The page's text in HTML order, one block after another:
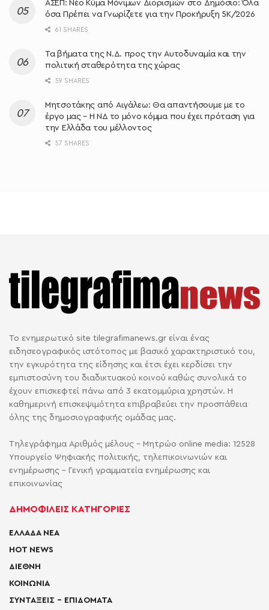
ΑΣΕΠ: Νέο Κύμα Μόνιμων Διορισμών στο Δημόσιο: Όλα
όσα Πρέπει να Γνωρίζετε για την Προκήρυξη 5Κ/2026
61 SHARES
Τα βήματα της Ν.Δ. προς την Αυτοδυναμία και την
πολιτική σταθερότητα της χώρας
59 SHARES
Μητσοτάκης από Αιγάλεω: Θα απαντήσουμε με το
έργο μας – Η ΝΔ το μόνο κόμμα που έχει πρόταση για
την Ελλάδα του μέλλοντος
57 SHARES
Το ενημερωτικό site tilegrafimanews.gr είναι ένας
ειδησεογραφικός ιστότοπος με βασικό χαρακτηριστικό του,
την εγκυρότητα της είδησης και έτσι έχει κερδίσει την
εμπιστοσύνη του διαδικτυακού κοινού καθώς συνολικά το
έχουν επισκεφτεί πάνω από 3 εκατομμύρια χρηστών. Η
καθημερινή επισκεψιμότητα επιβραβεύει την προσπάθεια
όλης της δημοσιογραφικής ομάδας μας.
Τηλεγράφημα Αριθμός μέλους - Μητρώο online media: 12528
Υπουργείο Ψηφιακής πολιτικής, τηλεπικοινωνιών και
ενημέρωσης - Γενική γραμματεία ενημέρωσης και
επικοινωνίας
ΔΗΜΟΦΙΛΕΙΣ ΚΑΤΗΓΟΡΙΕΣ
ΕΛΛΑΔΑ ΝΕΑ
HOT NEWS
ΔΙΕΘΝΗ
ΚΟΙΝΩΝΙΑ
ΣΥΝΤΑΞΕΙΣ – ΕΠΙΔΟΜΑΤΑ